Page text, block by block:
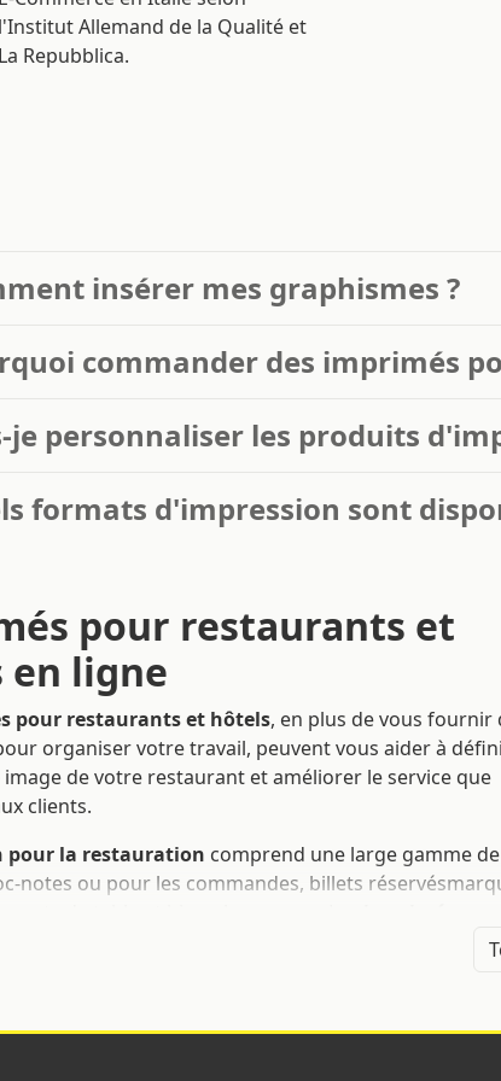
l'Institut Allemand de la Qualité et
La Repubblica.
insérer mes graphismes ?
commander des imprimés
je personnaliser les produits
formats d'impression sont
pour restaurants et
en ligne
pour restaurants et hôtels, en plus de vous fournir
organiser votre travail, peuvent vous aider à
image de votre restaurant et améliorer le service que
clients.
pour la restauration comprend une large gamme de
notes ou pour les commandes, billets
peuvent être standard ou personnalisé
efficace.